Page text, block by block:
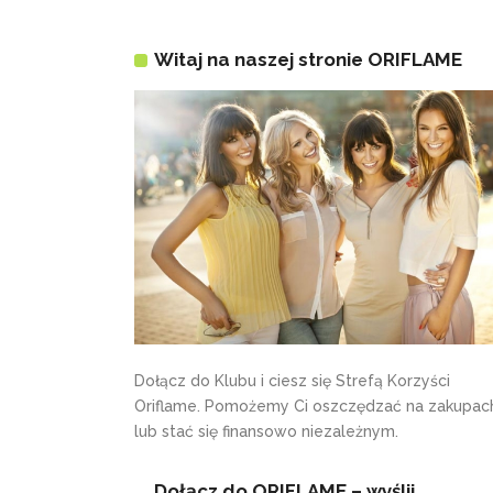
Witaj na naszej stronie ORIFLAME
Dołącz do Klubu i ciesz się Strefą Korzyści
Oriflame. Pomożemy Ci oszczędzać na
lub stać się finansowo niezależnym.